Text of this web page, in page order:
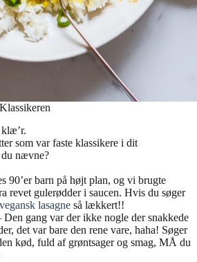
som var faste klassikere i dit
nævne?
90’er barn på højt plan, og vi brugte
revet gulerødder i saucen. Hvis du søger
vegansk lasagne så lækkert!!
Den gang var der ikke nogle der snakkede
det var bare den rene vare, haha! Søger
kød, fuld af grøntsager og smag, MÅ du